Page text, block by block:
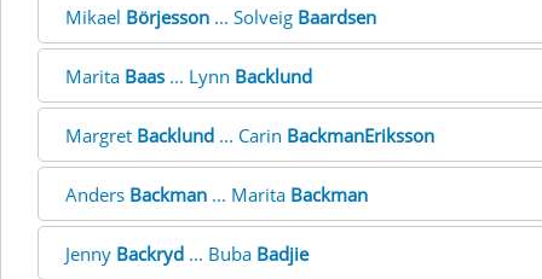
Mikael Börjesson ... Solveig Baardsen
Marita Baas ... Lynn Backlund
Margret Backlund ... Carin BackmanEriksson
Anders Backman ... Marita Backman
Jenny Backryd ... Buba Badjie